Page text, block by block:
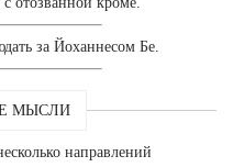
за Йоханнесом Бе.
МЫСЛИ
направлений